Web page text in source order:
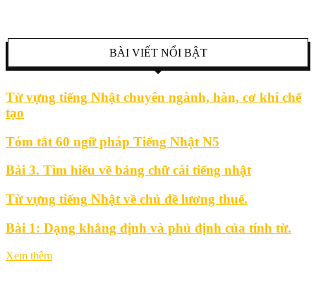
BÀI VIẾT NỔI BẬT
Từ vựng tiếng Nhật chuyên ngành, hàn, cơ khí chế
tạo
Tóm tắt 60 ngữ pháp Tiếng Nhật N5
Bài 3. Tìm hiểu về bảng chữ cái tiếng nhật
Từ vựng tiếng Nhật về chủ đề lương thuế.
Bài 1: Dạng khẳng định và phủ định của tính từ.
Xem thêm